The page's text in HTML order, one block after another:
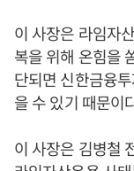
이 사장은 라임자
복을 위해 온힘을
단되면 신한금융
을 수 있기 때문이
이 사장은 김병철